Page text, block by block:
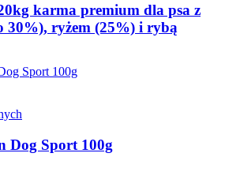
karma premium dla psa z
30%), ryżem (25%) i rybą
Dog Sport 100g